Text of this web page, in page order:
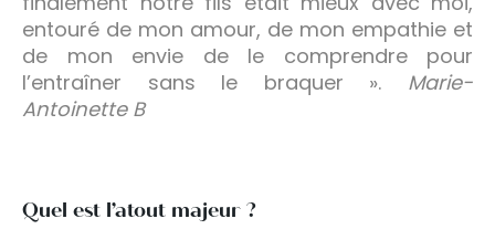
entouré de mon amour, de mon empathie et
de mon envie de le comprendre pour
l’entraîner sans le braquer ». Marie-
Antoinette B
Quel est l’atout majeur ?